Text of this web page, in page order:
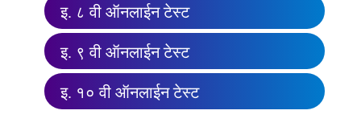
इ. ८ वी ऑनलाईन टेस्ट
इ. ९ वी ऑनलाईन टेस्ट
इ. १० वी ऑनलाईन टेस्ट